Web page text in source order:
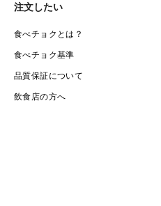
注文したい
食べチョクとは？
食べチョク基準
品質保証について
飲食店の方へ